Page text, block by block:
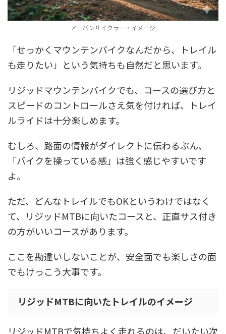
アーバンサイクラー・イメージ
「せっかくマウンテンバイクなんだから、トレイル
も走りたい」という気持ちも自然だと思います。
リジッドマウンテンバイクでも、コースの選び方と
スピードのコントロールさえ気を付ければ、トレイ
ルライドは十分楽しめます。
むしろ、路面の情報がダイレクトに伝わるぶん、
「バイクを操っている感」は強く感じやすいです
よ。
ただ、どんなトレイルでもOKというわけではなく
て、リジッドMTBに向いたコースと、正直サス付き
の方がいいコースがあります。
ここを勘違いしないことが、安全面でも楽しさの面
でもけっこう大事です。
リジッドMTBに向いたトレイルのイメージ
リジッドMTBで気持ちよく走れるのは、だいたい次